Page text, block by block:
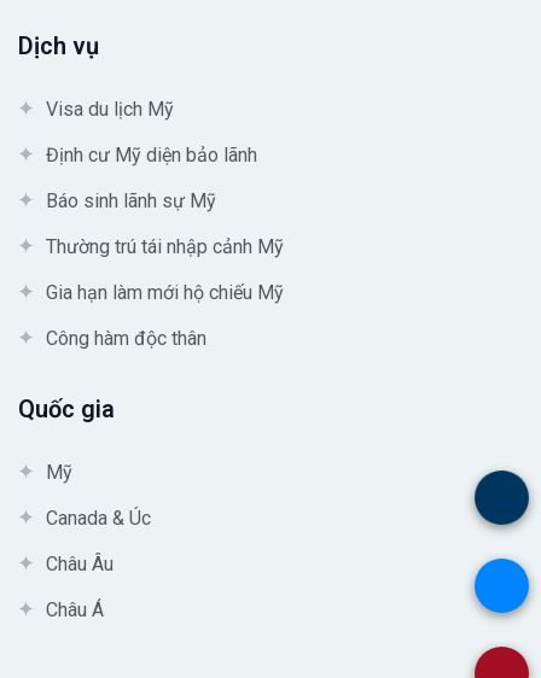
Dịch vụ
Visa du lịch Mỹ
Định cư Mỹ diện bảo lãnh
Báo sinh lãnh sự Mỹ
Thường trú tái nhập cảnh Mỹ
Gia hạn làm mới hộ chiếu Mỹ
Công hàm độc thân
Quốc gia
Mỹ
Canada & Úc
Châu Âu
Châu Á